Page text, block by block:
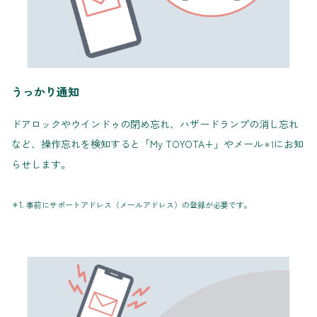
うっかり通知
ドアロックやウインドゥの閉め忘れ、ハザードランプの消し忘れ
など、操作忘れを検知すると「My TOYOTA+」やメール＊1にお知
らせします。
＊1. 事前にサポートアドレス（メールアドレス）の登録が必要です。